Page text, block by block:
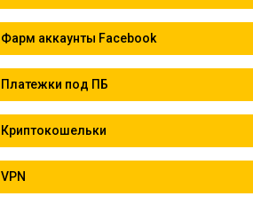
Фарм аккаунты Facebook
Платежки под ПБ
Криптокошельки
VPN